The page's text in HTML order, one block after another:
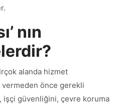
nın
alanda hizmet
önce gerekli
işçi güvenliğini, çevre koruma